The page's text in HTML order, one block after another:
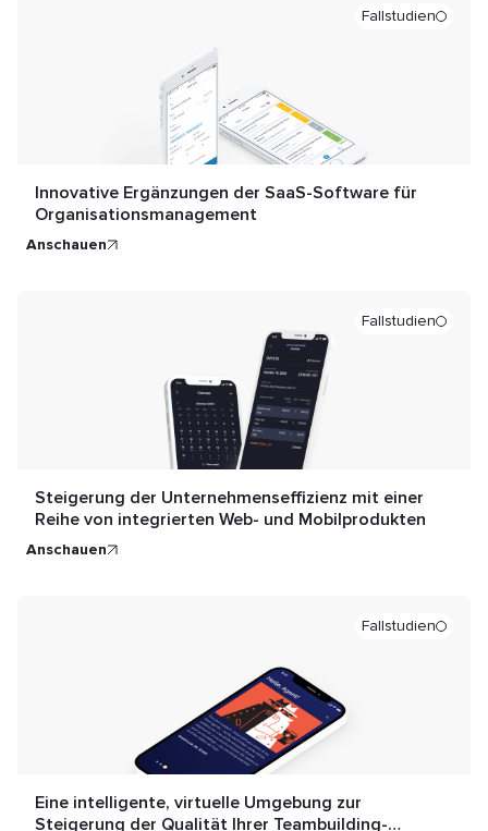
Fallstudien
Innovative Ergänzungen der SaaS-Software für
Organisationsmanagement
anschauen
Fallstudien
Steigerung der Unternehmenseffizienz mit einer
Reihe von integrierten Web- und Mobilprodukten
anschauen
Fallstudien
Eine intelligente, virtuelle Umgebung zur
Steigerung der Qualität Ihrer Teambuilding-